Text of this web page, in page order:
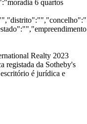
6 quartos
2023
registada da Sotheby's
é jurídica e